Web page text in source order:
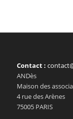
Contact :
ANDès
Maison des
4 rue des Arènes
75005 PARIS